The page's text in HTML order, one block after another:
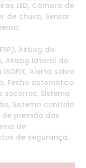
LED, Câmara de
de chuva, Sensor
Airbag do
Airbag lateral do
Alerta sobre
Fecho automático
socorros, Sistema
Sistema controlo
pressão dos
de
de segurança,